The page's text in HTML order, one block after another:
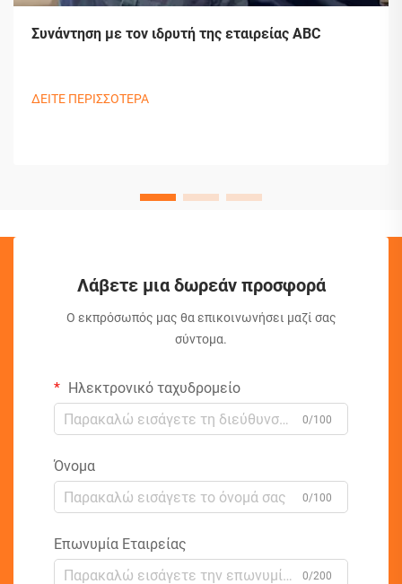
Συνάντηση με τον ιδρυτή της εταιρείας ABC
ΔΕΙΤΕ ΠΕΡΙΣΣΟΤΕΡΑ
Λάβετε μια δωρεάν προσφορά
Ο εκπρόσωπός μας θα επικοινωνήσει μαζί σας
σύντομα.
Ηλεκτρονικό ταχυδρομείο
0/100
Όνομα
0/100
Επωνυμία Εταιρείας
0/200